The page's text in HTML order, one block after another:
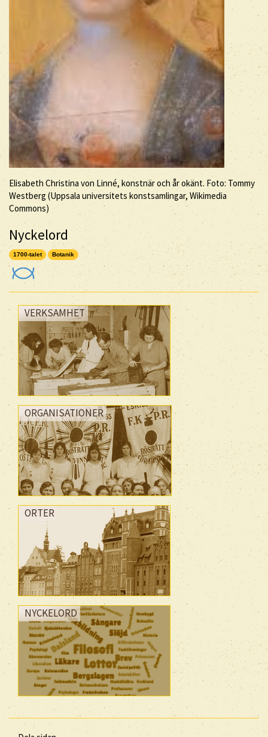
Elisabeth Christina von Linné, konstnär och år okänt. Foto: Tommy
Westberg (Uppsala universitets konstsamlingar, Wikimedia
Commons)
Nyckelord
1700-talet Botanik
VERKSAMHET
ORGANISATIONER
ORTER
NYCKELORD